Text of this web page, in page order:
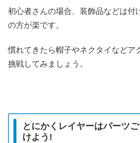
初心者さんの場合、装飾品などは付
の方が楽です。
慣れてきたら帽子やネクタイなどア
挑戦してみましょう。
とにかくレイヤーはパーツ
けよう!